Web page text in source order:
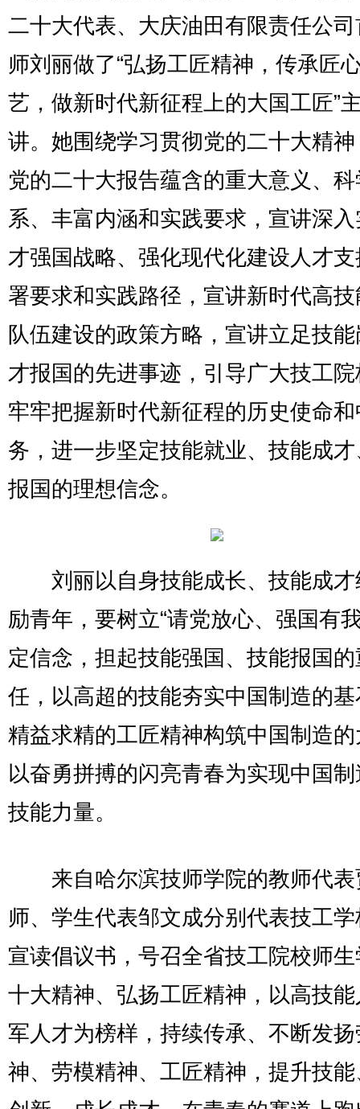
二十大代表、大庆油田有限责任公
师刘丽做了“弘扬工匠精神，传承匠
艺，做新时代新征程上的大国工匠”
讲。她围绕学习贯彻党的二十大精
党的二十大报告蕴含的重大意义、
系、丰富内涵和实践要求，宣讲深
才强国战略、强化现代化建设人才
署要求和实践路径，宣讲新时代高
队伍建设的政策方略，宣讲立足技
才报国的先进事迹，引导广大技工
牢牢把握新时代新征程的历史使命
务，进一步坚定技能就业、技能成
报国的理想信念。
刘丽以自身技能成长、技能成才
励青年，要树立“请党放心、强国有
定信念，担起技能强国、技能报国
任，以高超的技能夯实中国制造的
精益求精的工匠精神构筑中国制造
以奋勇拼搏的闪亮青春为实现中国
技能力量。
来自哈尔滨技师学院的教师代表
师、学生代表邹文成分别代表技工
宣读倡议书，号召全省技工院校师
十大精神、弘扬工匠精神，以高技
军人才为榜样，持续传承、不断发
神、劳模精神、工匠精神，提升技